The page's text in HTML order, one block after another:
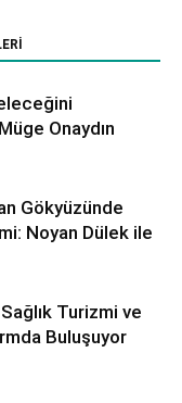
Onaydın
Gökyüzünde
Noyan Dülek ile
Turizmi ve
Buluşuyor